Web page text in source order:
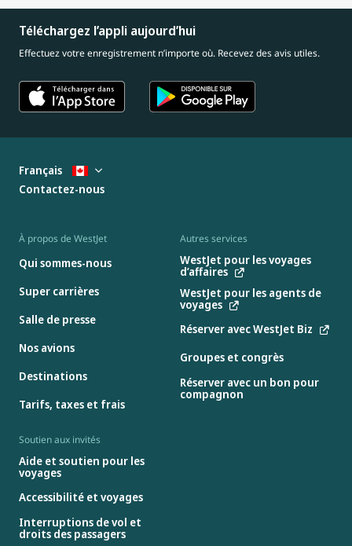
Téléchargez l’appli aujourd’hui
Effectuez votre enregistrement n’importe où. Recevez des avis utiles.
À propos de WestJet
Qui sommes-nous
Super carrières
Salle de presse
Nos avions
Destinations
Tarifs, taxes et frais
Autres services
WestJet pour les voyages
d’affaires
WestJet pour les agents de
voyages
Réserver avec WestJet Biz
Groupes et congrès
Réserver avec un bon pour
compagnon
Soutien aux invités
Aide et soutien pour les
voyages
Accessibilité et voyages
Interruptions de vol et
droits des passagers
Français
Contactez-nous